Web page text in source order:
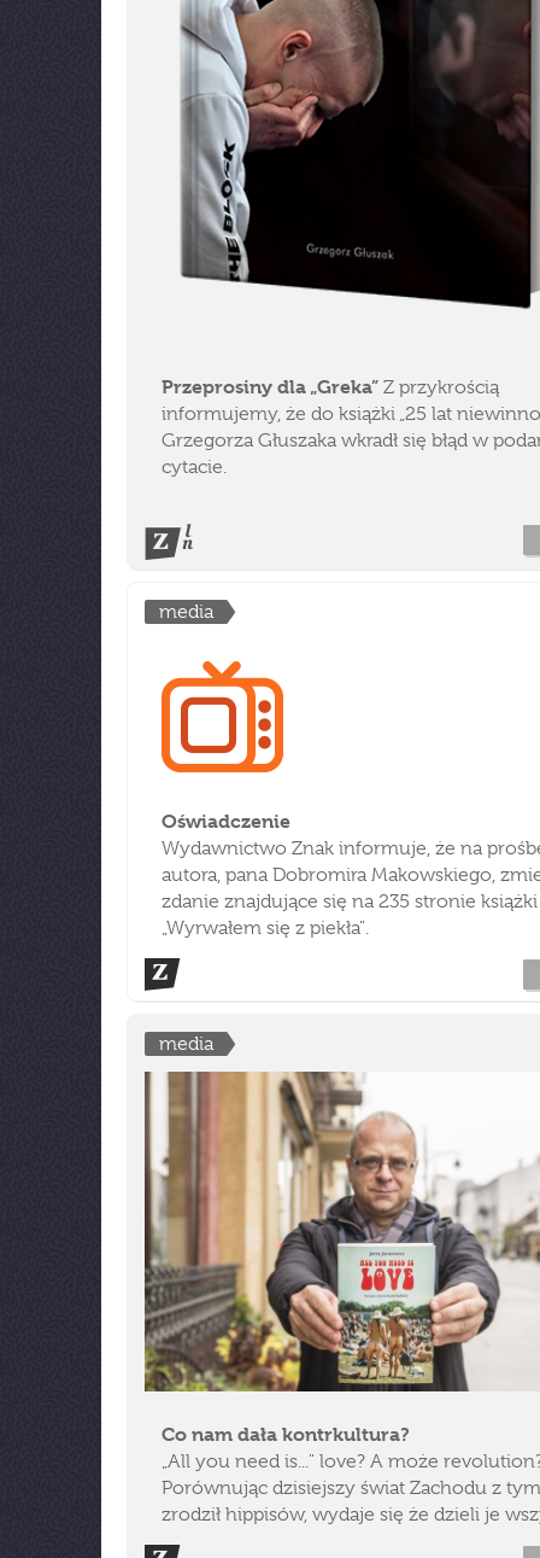
Przeprosiny dla „Greka” Z przykrością
informujemy, że do książki „25 lat
Grzegorza Głuszaka wkradł się błąd w
cytacie.
media
Oświadczenie
Wydawnictwo Znak informuje, że na
autora, pana Dobromira Makowskiego,
zdanie znajdujące się na 235 stronie książki
„Wyrwałem się z piekła".
media
Co nam dała kontrkultura?
„All you need is..." love? A może
Porównując dzisiejszy świat Zachodu z
zrodził hippisów, wydaje się że dzieli je